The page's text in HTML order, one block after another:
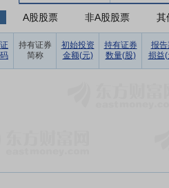
A股股票 非A股股票 其
持有证券
简称
初始投资
金额(元)
持有证券
数量(股)
报告
损益(